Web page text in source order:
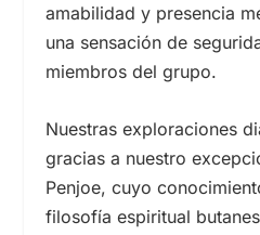
amabilidad y presencia
una sensación de
miembros del grupo.
Nuestras exploraciones
gracias a nuestro
Penjoe, cuyo
filosofía espiritual